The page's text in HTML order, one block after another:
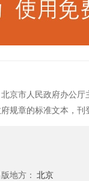
京市人民政府办公厅
规章的标准文本，刊
地方：
北京